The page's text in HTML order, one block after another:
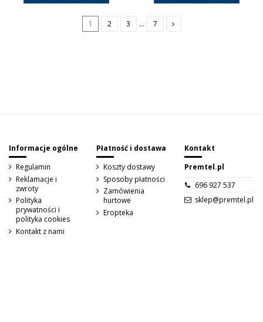
1 2 3 … 7
Informacje ogólne
Regulamin
Reklamacje i
zwroty
Polityka
prywatności i
polityka cookies
Kontakt z nami
Płatność i dostawa
Koszty dostawy
Sposoby płatności
Zamówienia
hurtowe
Eropteka
Kontakt
Premtel.pl
696 927 537
sklep@premtel.pl